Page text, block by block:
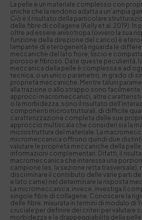
La pelle è un materiale complesso con
uniche che la rendono adatta a un’ampia
Ciò è il risultato della particolare
delle fibre di collagene (Kelly et al. 2019). In
oltre ad essere anisotropa (ovvero la sua
funzione della direzione del carico) è
lampante di eterogeneità riguarda le
meccaniche del lato fiore, liscio e
poroso e fibroso. Date queste peculiarità,
meccanica della pelle è complessa e ad
tecnica, o un unico parametro, in grado di
proprietà meccaniche. Mentre taluni
alla trazione o allo strappo sono
approcci macromeccanici, altre
o la morbidezza, sono il risultato
componenti microstrutturali, di difficile
caratterizzazione completa delle sue
approccio multiscala che consideri sia la
microstruttura del materiale. La
micromeccanica offrono quindi due
valutare le proprietà meccaniche della
informazioni complementari. Difatti, il
macromeccanica che interessa una
campione (es. la sezione retta trasversale),
discriminare il contributo delle varie parti
e lato carne) nel determinare la risposta
La micromeccanica, invece, investiga il
singole fibre di collagene. Conoscere la
delle fibre, misurata in termini di modulo di
cruciale per definire dei criteri per valutare
morbidezza e la drappeggiabilità della